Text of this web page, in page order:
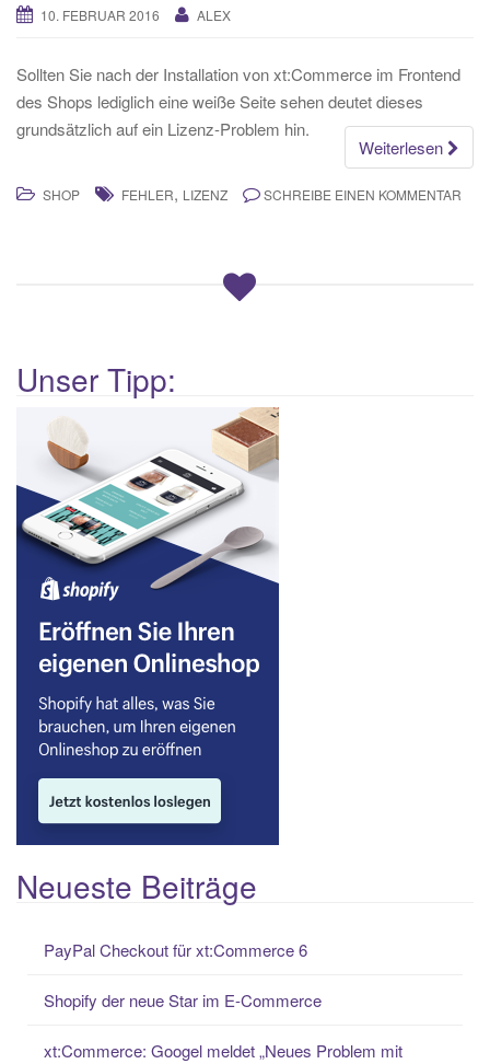
10. FEBRUAR 2016 ALEX
Sollten Sie nach der Installation von xt:Commerce im Frontend
des Shops lediglich eine weiße Seite sehen deutet dieses
grundsätzlich auf ein Lizenz-Problem hin.
Weiterlesen
SHOP FEHLER, LIZENZ SCHREIBE EINEN KOMMENTAR
Unser Tipp:
Neueste Beiträge
PayPal Checkout für xt:Commerce 6
Shopify der neue Star im E-Commerce
xt:Commerce: Googel meldet „Neues Problem mit